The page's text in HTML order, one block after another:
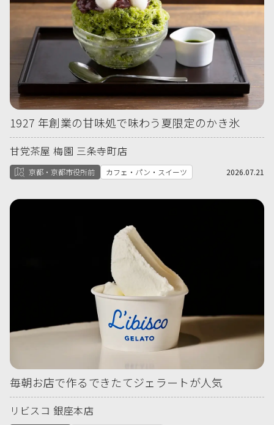
1927 年創業の甘味処で味わう夏限定のかき氷
甘党茶屋 梅園 三条寺町店
京都・京都市役所前 カフェ・パン・スイーツ 2026.07.21
毎朝お店で作るできたてジェラートが人気
リビスコ 銀座本店